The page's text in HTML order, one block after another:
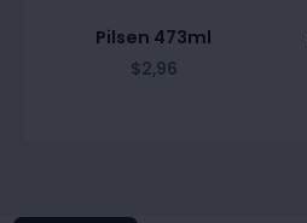
Pilsen 473ml
$2,96